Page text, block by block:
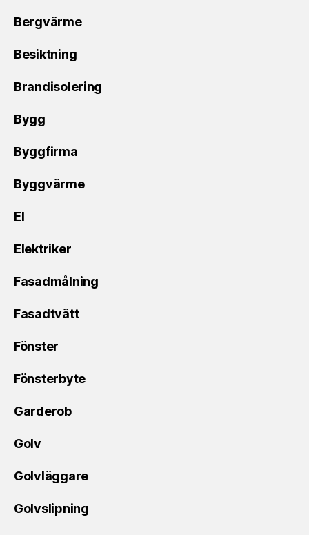
Bergvärme
Besiktning
Brandisolering
Bygg
Byggfirma
Byggvärme
El
Elektriker
Fasadmålning
Fasadtvätt
Fönster
Fönsterbyte
Garderob
Golv
Golvläggare
Golvslipning